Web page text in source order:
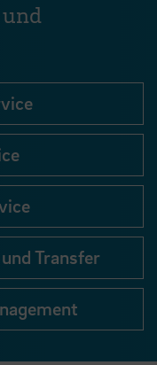
Transfer